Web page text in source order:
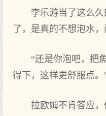
李乐游当了这么
了，是真的不‌想泡水
“还是你泡吧，把
得下，这样更舒服点‌。
拉欧姆不‌肯答应，